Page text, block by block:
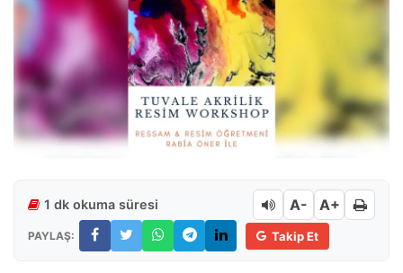
1 dk okuma süresi A- A+
PAYLAŞ: Takip Et